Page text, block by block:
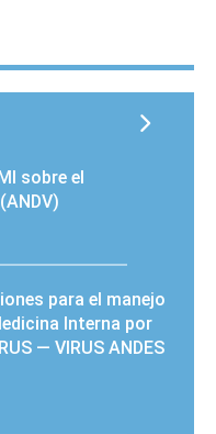
sobre el
para el manejo
Interna por
— VIRUS ANDES